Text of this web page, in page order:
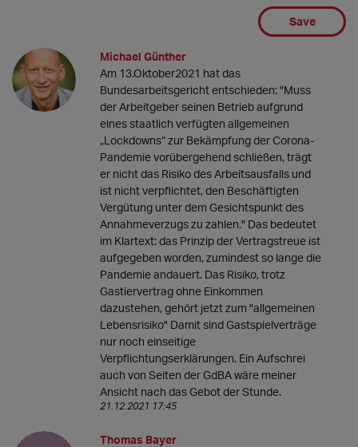
Save
Michael Günther
Am 13.Oktober2021 hat das
Bundesarbeitsgericht entschieden: "Muss
der Arbeitgeber seinen Betrieb aufgrund
eines staatlich verfügten allgemeinen
„Lockdowns“ zur Bekämpfung der Corona-
Pandemie vorübergehend schließen, trägt
er nicht das Risiko des Arbeitsausfalls und
ist nicht verpflichtet, den Beschäftigten
Vergütung unter dem Gesichtspunkt des
Annahmeverzugs zu zahlen." Das bedeutet
im Klartext: das Prinzip der Vertragstreue ist
aufgegeben worden, zumindest so lange die
Pandemie andauert. Das Risiko, trotz
Gastiervertrag ohne Einkommen
dazustehen, gehört jetzt zum "allgemeinen
Lebensrisiko" Damit sind Gastspielverträge
nur noch einseitige
Verpflichtungserklärungen. Ein Aufschrei
auch von Seiten der GdBA wäre meiner
Ansicht nach das Gebot der Stunde.
21.12.2021 17:45
Thomas Bayer